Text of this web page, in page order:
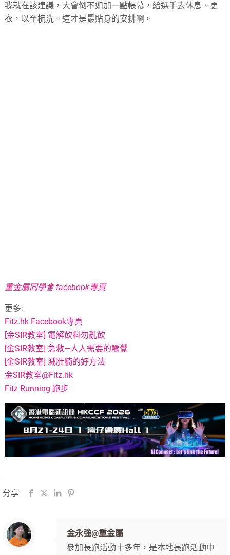
我就在該建議，大會倒不如加一點帳幕，給選手去休息、更
衣，以至梳洗。這才是最貼身的安排啊。
重金屬同學會 facebook專頁
更多:
Fitz.hk Facebook專頁
[金SIR教室] 電解飲料勿亂飲
[金SIR教室] 急救—人人需要的觸覺
[金SIR教室] 減肚腩的好方法
金SIR教室@Fitz.hk
Fitz Running 跑步
分享
金永強@重金屬
參加長跑活動十多年，是本地長跑活動中